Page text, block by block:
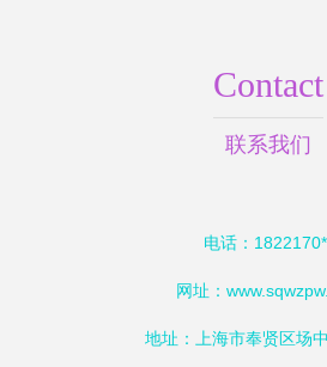
Contact
联系我们
电话：
网址：
地址：上海市奉贤区场